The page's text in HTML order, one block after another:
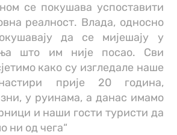
се покушава успоставити
реалност. Влада, односно
да се мијешају у
што им није посао. Сви
како су изгледале наше
прије 20 година,
у руинама, а данас имамо
и наши гости туристи да
ни од чега“